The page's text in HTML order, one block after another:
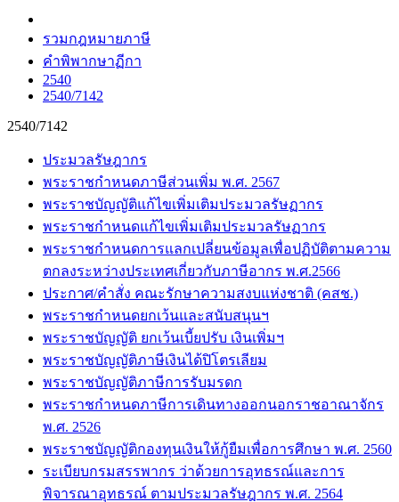
รวมกฎหมายภาษี
คำพิพากษาฏีกา
2540
2540/7142
2540/7142
ประมวลรัษฎากร
พระราชกำหนดภาษีส่วนเพิ่ม พ.ศ. 2567
พระราชบัญญัติแก้ไขเพิ่มเติมประมวลรัษฏากร
พระราชกำหนดแก้ไขเพิ่มเติมประมวลรัษฏากร
พระราชกำหนดการแลกเปลี่ยนข้อมูลเพื่อปฏิบัติตามความ
ตกลงระหว่างประเทศเกี่ยวกับภาษีอากร พ.ศ.2566
ประกาศ/คำสั่ง คณะรักษาความสงบแห่งชาติ (คสช.)
พระราชกำหนดยกเว้นและสนับสนุนฯ
พระราชบัญญัติ ยกเว้นเบี้ยปรับ เงินเพิ่มฯ
พระราชบัญญัติภาษีเงินได้ปิโตรเลียม
พระราชบัญญัติภาษีการรับมรดก
พระราชกำหนดภาษีการเดินทางออกนอกราชอาณาจักร
พ.ศ. 2526
พระราชบัญญัติกองทุนเงินให้กู้ยืมเพื่อการศึกษา พ.ศ. 2560
ระเบียบกรมสรรพากร ว่าด้วยการอุทธรณ์และการ
พิจารณาอุทธรณ์ ตามประมวลรัษฎากร พ.ศ. 2564